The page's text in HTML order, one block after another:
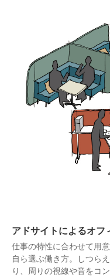
アドサイトによるオフ
仕事の特性に合わせて用
自ら選ぶ働き方。しつら
り、周りの視線や音をコ